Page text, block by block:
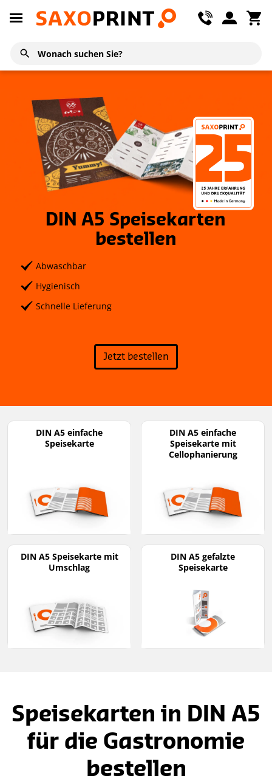
DIN A5 Speisekarten
bestellen
Abwaschbar
Hygienisch
Schnelle Lieferung
Jetzt bestellen
DIN A5 einfache
Speisekarte
DIN A5 einfache
Speisekarte mit
Cellophanierung
DIN A5 Speisekarte mit
Umschlag
DIN A5 gefalzte
Speisekarte
Speisekarten in DIN A5
für die Gastronomie
bestellen